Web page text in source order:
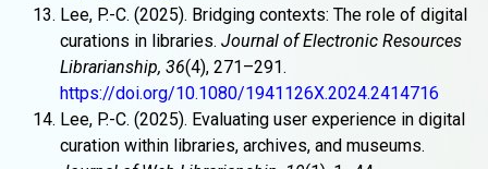
Lee, P.-C. (2025). Bridging contexts: The role of digital
curations in libraries. Journal of Electronic Resources
Librarianship, 36(4), 271–291.
https://doi.org/10.1080/1941126X.2024.2414716
Lee, P.-C. (2025). Evaluating user experience in digital
curation within libraries, archives, and museums.